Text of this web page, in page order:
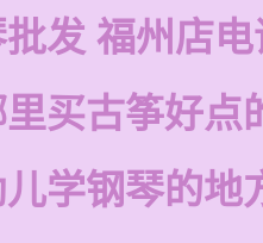
发 福州店
买古筝好点
学钢琴的地